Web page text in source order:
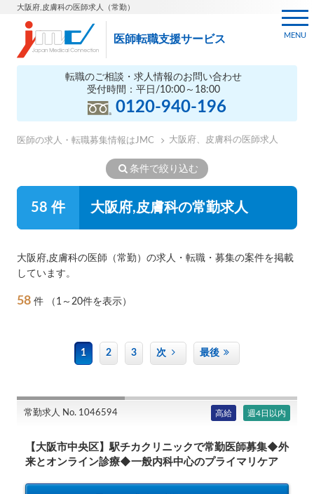
大阪府,皮膚科の医師求人（常勤）
医師転職支援サービス
転職のご相談・求人情報のお問い合わせ
受付時間：平日/10:00～18:00
0120-940-196
MENU
医師の求人・転職募集情報はJMC 大阪府、皮膚科の医師求人
条件で絞り込む
58 件 大阪府,皮膚科の常勤求人
大阪府,皮膚科の医師（常勤）の求人・転職・募集の案件を掲載
しています。
58 件 （1～20件を表示）
1 2 3 次 最後
常勤求人 No. 1046594 高給 週4日以内
【大阪市中央区】駅チカクリニックで常勤医師募集◆外
来とオンライン診療◆一般内科中心のプライマリケア